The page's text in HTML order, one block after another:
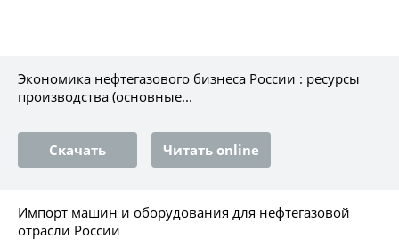
Экономика нефтегазового бизнеса России : ресурсы
производства (основные...
Скачать Читать online
Импорт машин и оборудования для нефтегазовой
отрасли России